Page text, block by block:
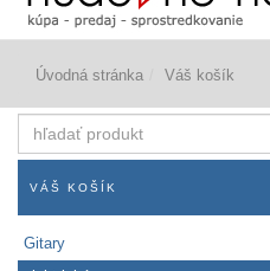
Úvodná stránka Váš košík
produkt
VÁŠ KOŠÍK
Gitary